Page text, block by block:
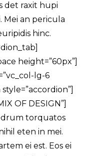
det raxit hupi
Mei an pericula
hinc.
height=”60px”]
lg-6
OF DESIGN”]
torquatos
eten in mei.
ei est. Eos ei